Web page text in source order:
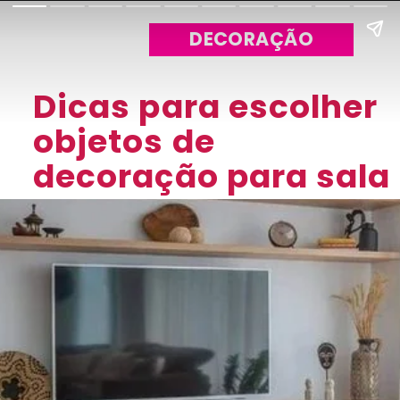
Dicas para escolher
objetos de
decoração para sala
DECORAÇÃO